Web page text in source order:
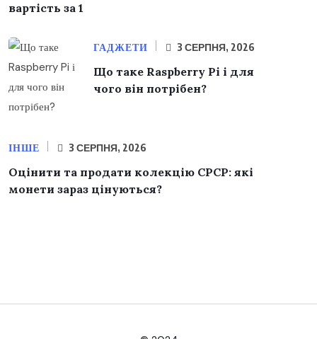
вартість за 1
ГАДЖЕТИ 3 СЕРПНЯ, 2026
Що таке Raspberry Pi і для
чого він потрібен?
ІНШЕ 3 СЕРПНЯ, 2026
Оцінити та продати колекцію СРСР: які
монети зараз цінуються?